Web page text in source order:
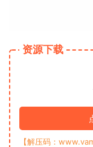
资源下载
【解压码：